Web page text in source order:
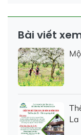
Bài viết